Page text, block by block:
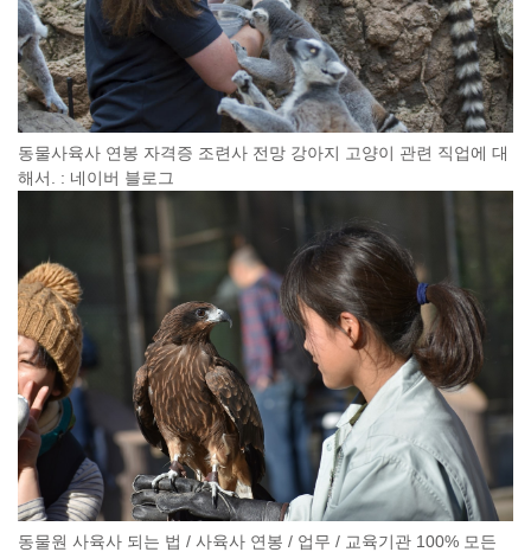
동물사육사 연봉 자격증 조련사 전망 강아지 고양이 관련 직업에 대
해서. : 네이버 블로그
동물원 사육사 되는 법 / 사육사 연봉 / 업무 / 교육기관 100% 모든